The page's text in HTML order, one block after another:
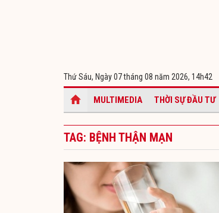
Thứ Sáu, Ngày 07 tháng 08 năm 2026, 14h42
MULTIMEDIA THỜI SỰ ĐẦU TƯ
TAG: BỆNH THẬN MẠN